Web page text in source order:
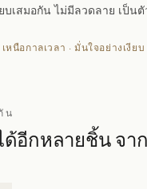
บเสมอกัน ไม่มีลวดลาย เป็น
เหนือกาลเวลา · มั่นใจอย่างเงียบ
น
ด้อีกหลายชิ้น จา